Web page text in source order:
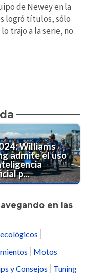
de Newey en la
logró títulos, sólo
trajo a la serie, no
Williams
admite el uso
p...
en las
Motos
y Consejos Tuning